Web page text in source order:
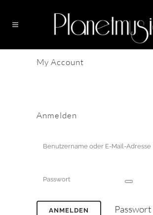
My Account
Anmelden
Passwort